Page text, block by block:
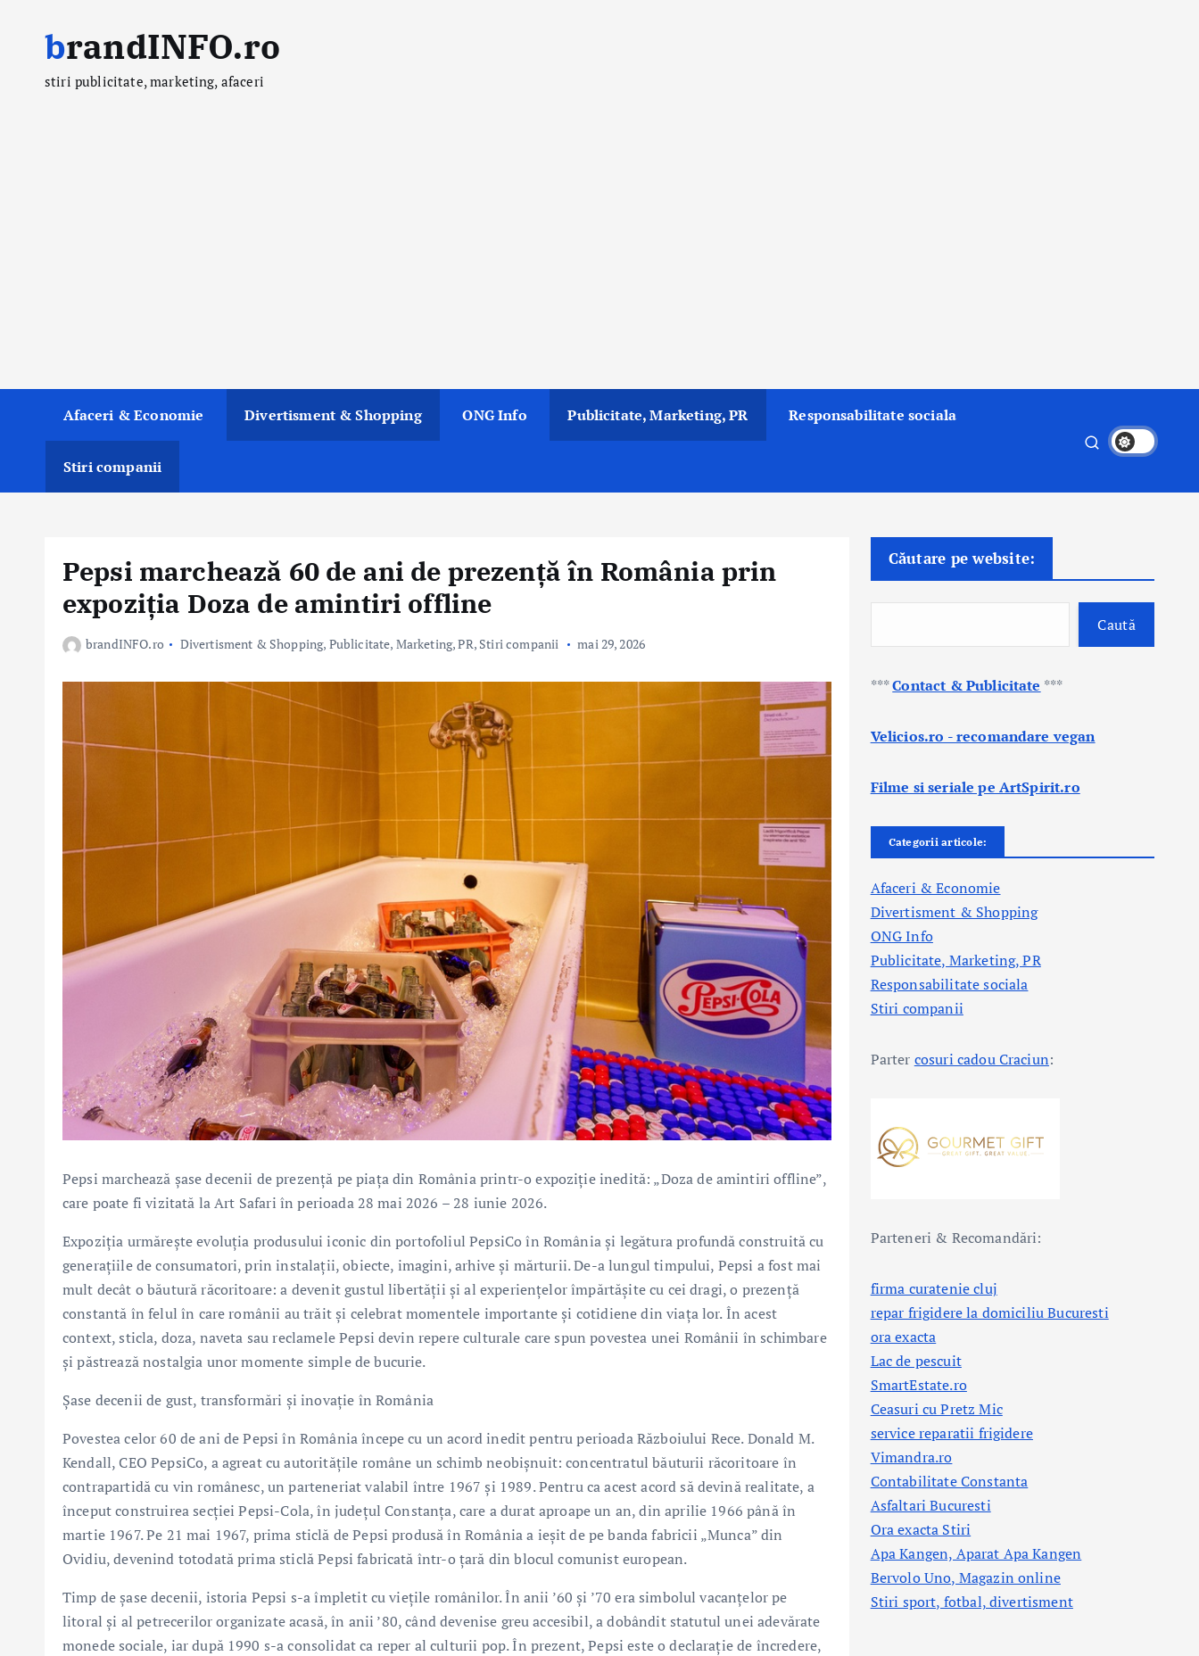
brandINFO.ro
stiri publicitate, marketing, afaceri
Afaceri & Economie Divertisment & Shopping ONG Info Publicitate, Marketing, PR Responsabilitate sociala
Stiri companii
Pepsi marchează 60 de ani de prezență în România prin
expoziția Doza de amintiri offline
brandINFO.ro Divertisment & Shopping, Publicitate, Marketing, PR, Stiri companii mai 29, 2026
Pepsi marchează șase decenii de prezență pe piața din România printr-o expoziție inedită: „Doza de amintiri offline”,
care poate fi vizitată la Art Safari în perioada 28 mai 2026 – 28 iunie 2026.
Expoziția urmărește evoluția produsului iconic din portofoliul PepsiCo în România și legătura profundă construită cu
generațiile de consumatori, prin instalații, obiecte, imagini, arhive și mărturii. De-a lungul timpului, Pepsi a fost mai
mult decât o băutură răcoritoare: a devenit gustul libertății și al experiențelor împărtășite cu cei dragi, o prezență
constantă în felul în care românii au trăit și celebrat momentele importante și cotidiene din viața lor. În acest
context, sticla, doza, naveta sau reclamele Pepsi devin repere culturale care spun povestea unei Românii în schimbare
și păstrează nostalgia unor momente simple de bucurie.
Șase decenii de gust, transformări și inovație în România
Povestea celor 60 de ani de Pepsi în România începe cu un acord inedit pentru perioada Războiului Rece. Donald M.
Kendall, CEO PepsiCo, a agreat cu autoritățile române un schimb neobișnuit: concentratul băuturii răcoritoare în
contrapartidă cu vin românesc, un parteneriat valabil între 1967 și 1989. Pentru ca acest acord să devină realitate, a
început construirea secției Pepsi-Cola, în județul Constanța, care a durat aproape un an, din aprilie 1966 până în
martie 1967. Pe 21 mai 1967, prima sticlă de Pepsi produsă în România a ieșit de pe banda fabricii „Munca” din
Ovidiu, devenind totodată prima sticlă Pepsi fabricată într-o țară din blocul comunist european.
Timp de șase decenii, istoria Pepsi s-a împletit cu viețile românilor. În anii ’60 și ’70 era simbolul vacanțelor pe
litoral și al petrecerilor organizate acasă, în anii ’80, când devenise greu accesibil, a dobândit statutul unei adevărate
monede sociale, iar după 1990 s-a consolidat ca reper al culturii pop. În prezent, Pepsi este o declarație de încredere,
Căutare pe website:
Caută
***Contact & Publicitate ***
Velicios.ro - recomandare vegan
Filme si seriale pe ArtSpirit.ro
Categorii articole:
Afaceri & Economie
Divertisment & Shopping
ONG Info
Publicitate, Marketing, PR
Responsabilitate sociala
Stiri companii
Parter cosuri cadou Craciun:
Parteneri & Recomandări:
firma curatenie cluj
repar frigidere la domiciliu Bucuresti
ora exacta
Lac de pescuit
SmartEstate.ro
Ceasuri cu Pretz Mic
service reparatii frigidere
Vimandra.ro
Contabilitate Constanta
Asfaltari Bucuresti
Ora exacta Stiri
Apa Kangen, Aparat Apa Kangen
Bervolo Uno, Magazin online
Stiri sport, fotbal,divertisment